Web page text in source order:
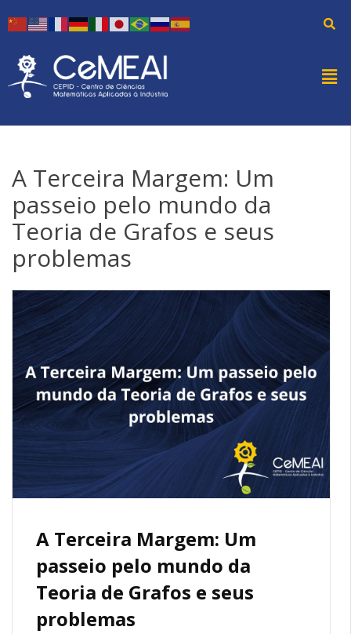
A Terceira Margem: Um
passeio pelo mundo da
Teoria de Grafos e seus
problemas
A Terceira Margem: Um
passeio pelo mundo da
Teoria de Grafos e seus
problemas